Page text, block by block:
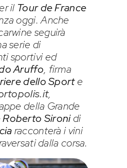
il Tour de France
oggi. Anche
seguirà
serie di
sportivi ed
Aruffo, firma
dello Sporte
,
della Grande
Roberto Sironidi
racconterà i vini
dalla corsa.